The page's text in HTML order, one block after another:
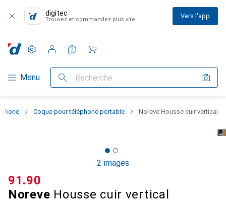
digitec
Trouvez et commandez plus vite Vers l'app
Navigation par catégorie
Menu Recherche
Paramètres
Compte client
Listes de comparaison
Listes d'envies
Panier
Coque pour téléphone portable Noreve Housse cuir vertical
2 images
Noreve Housse cuir vertical
CHF
91.90